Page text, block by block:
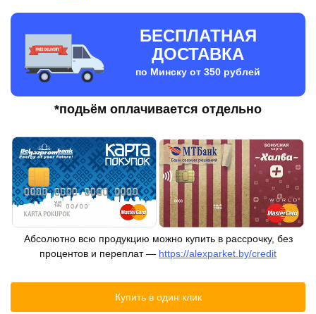
БЕСПЛАТНАЯ
ДОСТАВКА
по Минску от 350 рублей
*подьём оплачивается отдельно
Абсолютно всю продукцию можно купить в рассрочку, без
процентов и переплат — https://alexparket.by/credit
Купить в один клик